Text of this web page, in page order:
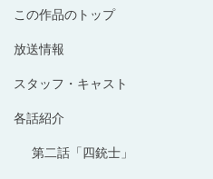
この作品のトップ
放送情報
スタッフ・キャスト
各話紹介
第二話「四銃士」